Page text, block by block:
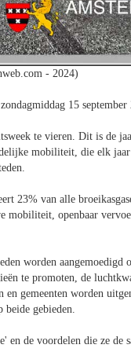
- 2024)
15
te vieren. Dit is de
mobiliteit, die elk
23% van alle
mobiliteit, openbaar
worden aangemoedigd
te promoten, de
gemeenten worden
gebieden.
de voordelen die ze de